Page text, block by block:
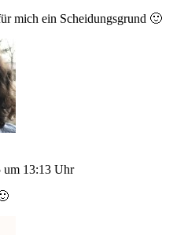
mich ein Scheidungsgrund 🙂
um 13:13 Uhr